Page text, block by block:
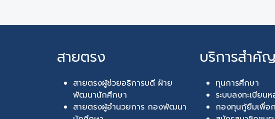
สายตรง
สายตรงผู้ช่วยอธิการบดี ฝ่าย
พัฒนานักศึกษา
สายตรงผู้อำนวยการ กองพัฒนา
บริการสำคัญ
ทุนการศึกษา
ระบบลงทะเบียน
กองทุนกู้ยืมเพื่อ